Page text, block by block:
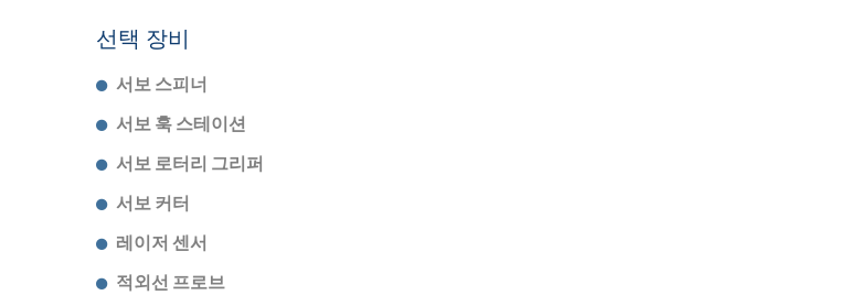
선택 장비
서보 스피너
서보 훅 스테이션
서보 로터리 그리퍼
서보 커터
레이저 센서
적외선 프로브